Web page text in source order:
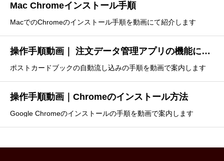
Mac Chromeインストール手順
MacでのChromeのインストール手順を動画にて紹介します
操作手順動画｜ 注文データ管理アプリの機能について
ポストカードブックの自動流し込みの手順を動画で案内します
操作手順動画｜Chromeのインストール方法
Google Chromeのインストールの手順を動画で案内します